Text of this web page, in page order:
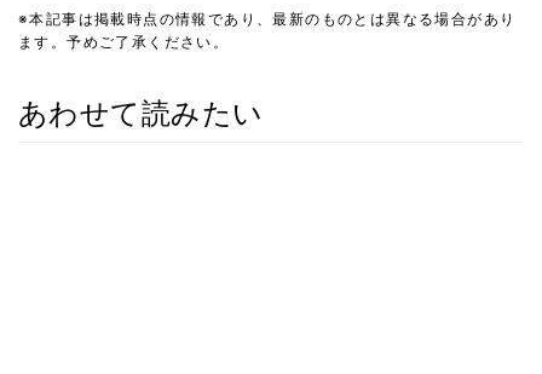
※本記事は掲載時点の情報であり、最新のものとは異なる場合があり
ます。予めご了承ください。
あわせて読みたい